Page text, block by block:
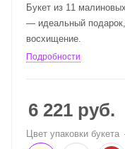
Букет из 11
— идеальный
восхищение.
Подробности
6 221 руб.
Цвет упаковки букета